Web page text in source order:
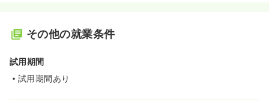
その他の就業条件
試用期間
試用期間あり